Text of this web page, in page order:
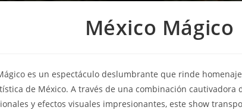
México Mágico
es un espectáculo deslumbrante que rinde
de México. A través de una combinación cautivadora
y efectos visuales impresionantes, este show